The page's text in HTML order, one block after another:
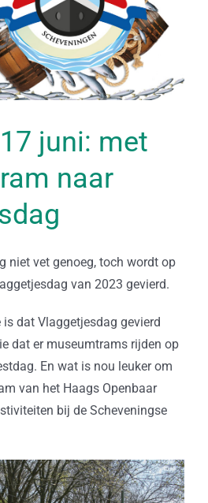
juni: met
naar
niet vet genoeg, toch wordt op
van 2023 gevierd.
dat Vlaggetjesdag gevierd
dat er museumtrams rijden op
En wat is nou leuker om
van het Haags Openbaar
bij de Scheveningse